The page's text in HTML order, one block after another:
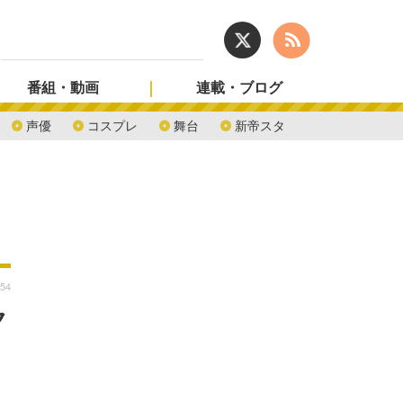
声優 コスプレ 舞台 新帝スタ
番組・動画 連載・ブログ